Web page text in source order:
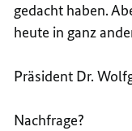
gedacht haben.
heute in ganz
Präsident Dr.
Nachfrage?